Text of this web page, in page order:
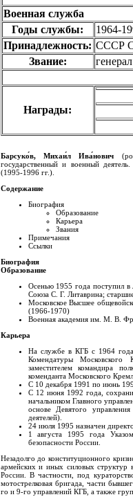
Военная служба
Годы службы:
1964-
Принадлежность: СССР
Звание:
Награды:
Барсуко́в, Михаи́л Ива́нович
государственный и военный
(1995-1996 гг.).
Содержание
Биография
Образование
Карьера
Звания
Примечания
Ссылки
Биография
Образование
Осенью 1955 года поступил
Союза С. Г. Литаврина;
Московское Высшее
(1966-1970)
Военная академия им. М. В.
Карьера
На службе в КГБ с 1964
Комендатуры
заместителем командира
коменданта Московского
С 10 декабря 1991 по июнь
С 12 июня 1992 года,
начальником Главного
основе Девятого
деятелей).
24 июля 1995 назначен
1 августа 1995 года
безопасности России.
Незадолго до конституционного
армейских и иных силовых структур
России. В частности, под
мотострелковая бригада, части
го и 9-го управлений КГБ, а также